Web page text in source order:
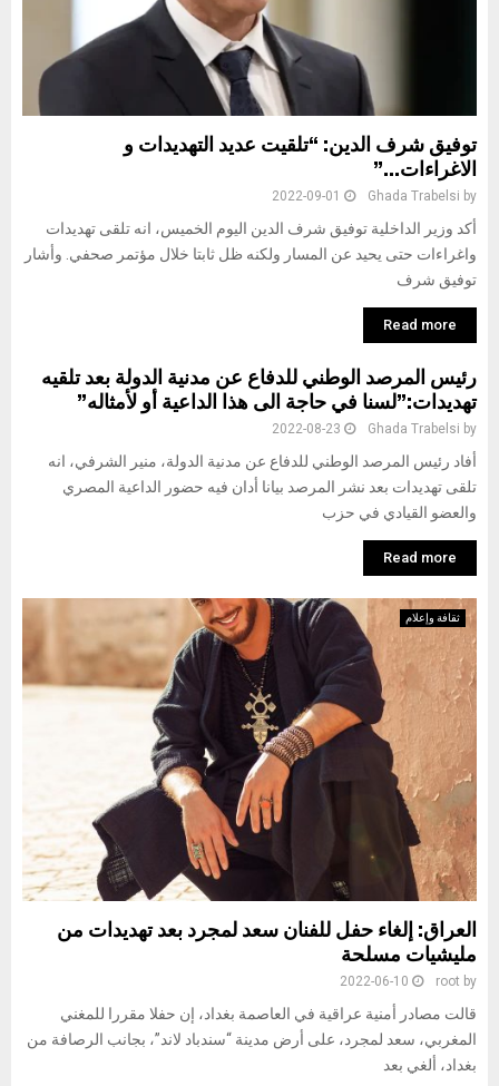
توفيق شرف الدين: “تلقيت عديد التهديدات و
الاغراءات…”
by
Ghada Trabelsi
2022-09-01
أكد وزير الداخلية توفيق شرف الدين اليوم الخميس، انه تلقى تهديدات
واغراءات حتى يحيد عن المسار ولكنه ظل ثابتا خلال مؤتمر صحفي. وأشار
توفيق شرف
Read more
رئيس المرصد الوطني للدفاع عن مدنية الدولة بعد تلقيه
تهديدات:”لسنا في حاجة الى هذا الداعية أو لأمثاله”
by
Ghada Trabelsi
2022-08-23
أفاد رئيس المرصد الوطني للدفاع عن مدنية الدولة، منير الشرفي، انه
تلقى تهديدات بعد نشر المرصد بيانا أدان فيه حضور الداعية المصري
والعضو القيادي في حزب
Read more
ثقافة وإعلام
العراق: إلغاء حفل للفنان سعد لمجرد بعد تهديدات من
مليشيات مسلحة
by
root
2022-06-10
قالت مصادر أمنية عراقية في العاصمة بغداد، إن حفلا مقررا للمغني
المغربي، سعد لمجرد، على أرض مدينة “سندباد لاند”، بجانب الرصافة من
بغداد، ألغي بعد